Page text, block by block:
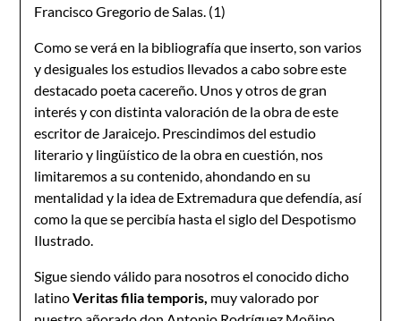
Francisco Gregorio de Salas. (1)
Como se verá en la bibliografía que inserto, son varios
y desiguales los estudios llevados a cabo sobre este
destacado poeta cacereño. Unos y otros de gran
interés y con distinta valoración de la obra de este
escritor de Jaraicejo. Prescindimos del estudio
literario y lingüístico de la obra en cuestión, nos
limitaremos a su contenido, ahondando en su
mentalidad y la idea de Extremadura que defendía, así
como la que se percibía hasta el siglo del Despotismo
Ilustrado.
Sigue siendo válido para nosotros el conocido dicho
latinoVeritas filia temporis, muy valorado por